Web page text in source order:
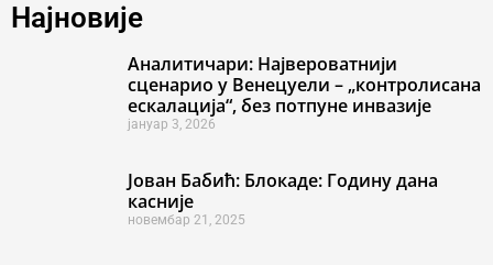
Најновије
Аналитичари: Највероватнији
сценарио у Венецуели – „контролисана
ескалација“, без потпуне инвазије
јануар 3, 2026
Јован Бабић: Блокаде: Годину дана
касније
новембар 21, 2025